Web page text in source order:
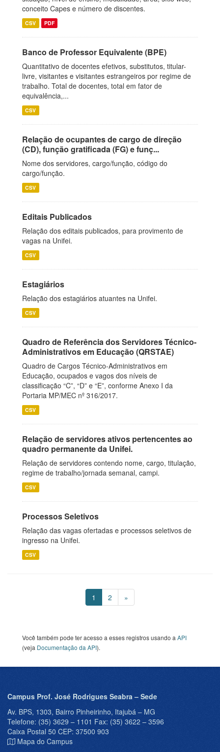
conceito Capes e número de discentes.
CSV PDF
Banco de Professor Equivalente (BPE)
Quantitativo de docentes efetivos, substitutos, titular-
livre, visitantes e visitantes estrangeiros por regime de
trabalho. Total de docentes, total em fator de
equivalência,...
CSV
Relação de ocupantes de cargo de direção
(CD), função gratificada (FG) e funç...
Nome dos servidores, cargo/função, código do
cargo/função.
CSV
Editais Publicados
Relação dos editais publicados, para provimento de
vagas na Unifei.
CSV
Estagiários
Relação dos estagiários atuantes na Unifei.
CSV
Quadro de Referência dos Servidores Técnico-
Administrativos em Educação (QRSTAE)
Quadro de Cargos Técnico-Administrativos em
Educação, ocupados e vagos dos níveis de
classificação “C”, “D” e “E”, conforme Anexo I da
Portaria MP/MEC nº 316/2017.
CSV
Relação de servidores ativos pertencentes ao
quadro permanente da Unifei.
Relação de servidores contendo nome, cargo, titulação,
regime de trabalho/jornada semanal, campi.
CSV
Processos Seletivos
Relação das vagas ofertadas e processos seletivos de
ingresso na Unifei.
CSV
1 2 »
Você também pode ter acesso a esses registros usando a API
(veja Documentação da API).
Campus Prof. José Rodrigues Seabra – Sede
Av. BPS, 1303, Bairro Pinheirinho, Itajubá – MG
Telefone: (35) 3629 – 1101 Fax: (35) 3622 – 3596
Caixa Postal 50 CEP: 37500 903
Mapa do Campus